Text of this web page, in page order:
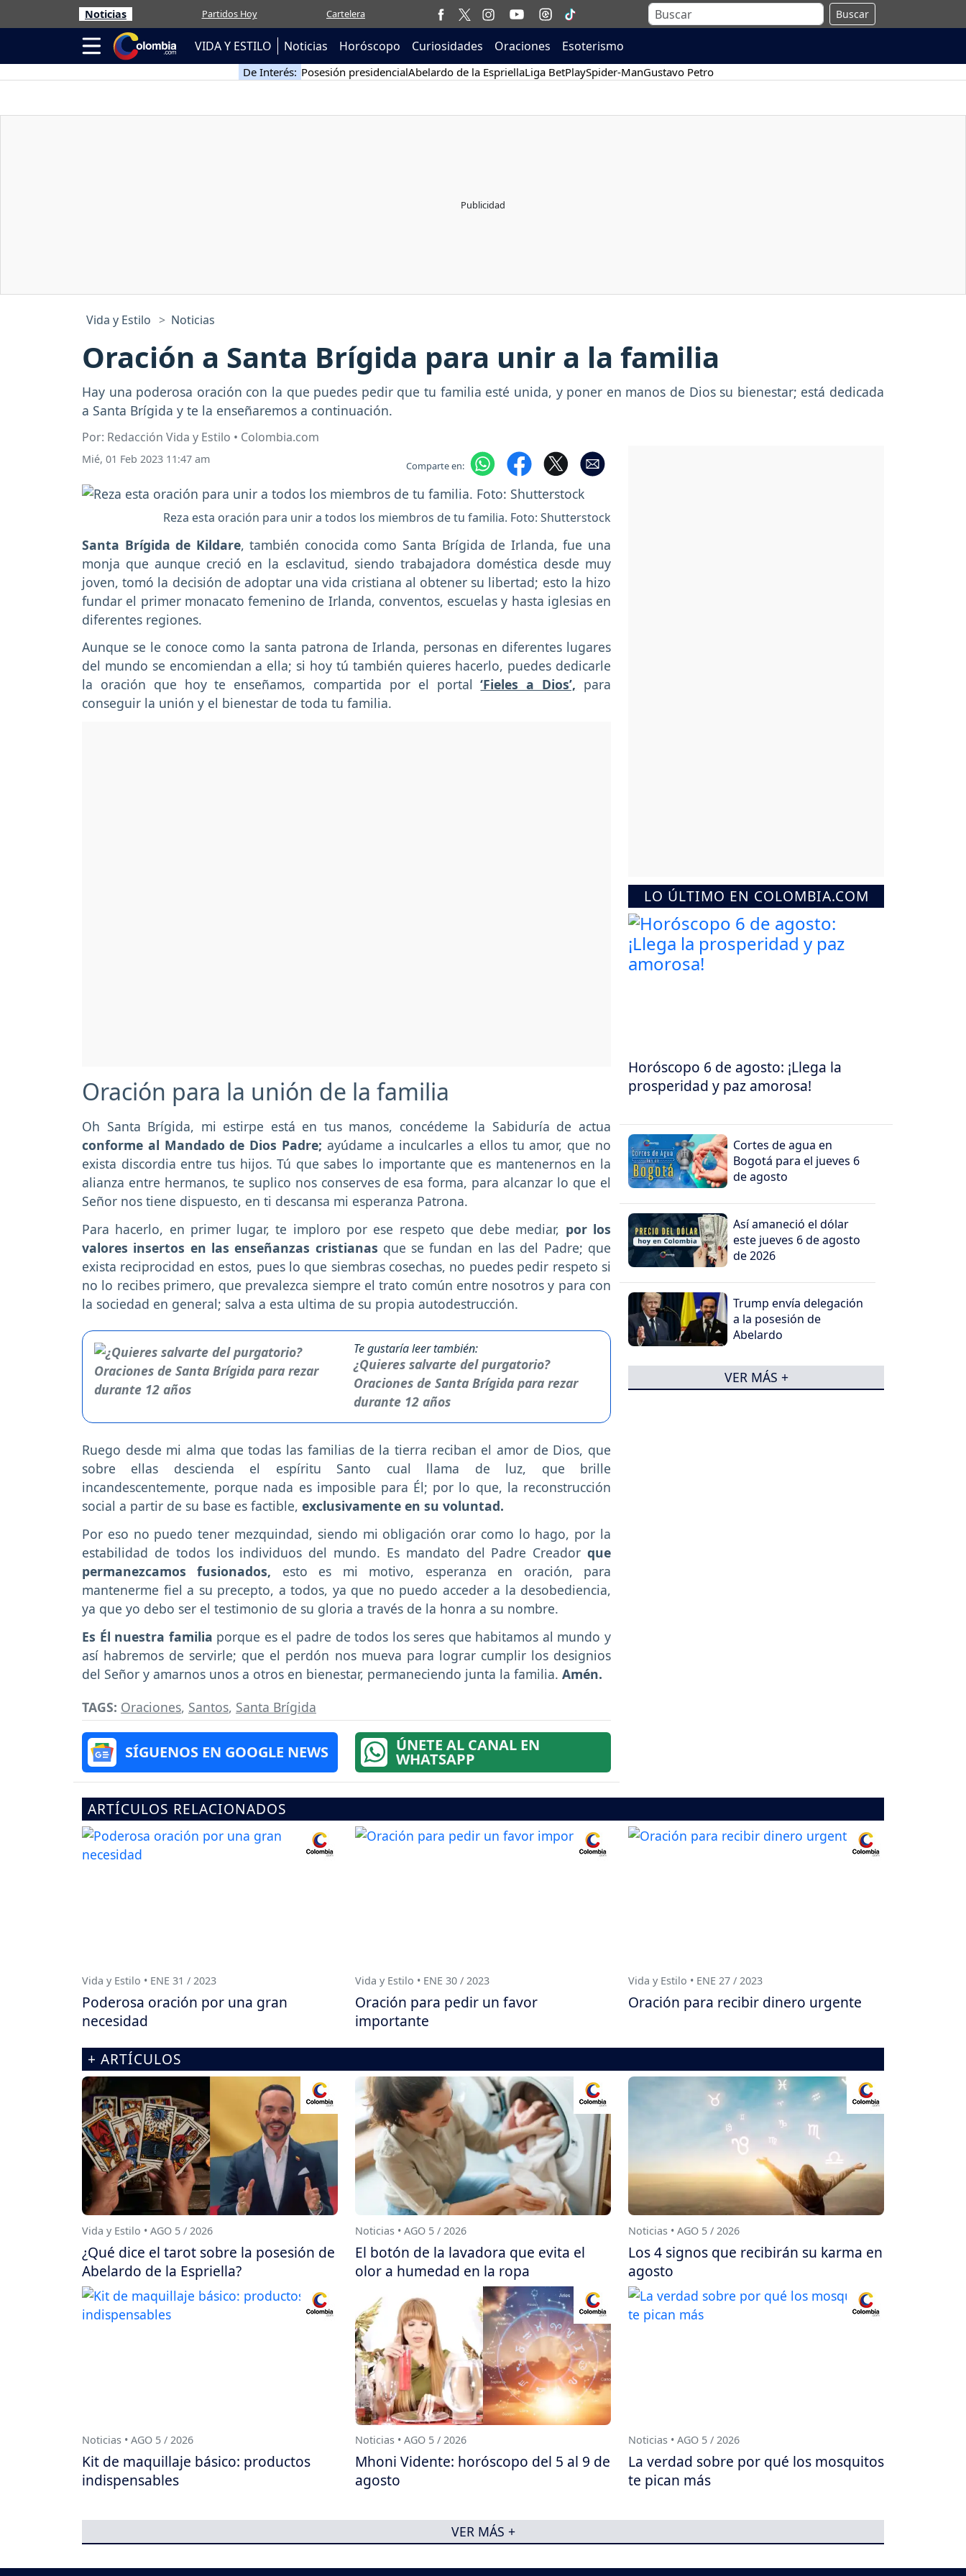
Noticias Partidos Hoy Cartelera Buscar
VIDA Y ESTILO Noticias Horóscopo Curiosidades Oraciones Esoterismo
De Interés: Posesión presidencialAbelardo de la EspriellaLiga BetPlaySpider-ManGustavo Petro
Vida y Estilo Noticias
Oración a Santa Brígida para unir a la familia
Hay una poderosa oración con la que puedes pedir que tu familia esté unida, y poner en manos de Dios su bienestar; está dedicada
a Santa Brígida y te la enseñaremos a continuación.
Por: Redacción Vida y Estilo • Colombia.com
Mié, 01 Feb 2023 11:47 am Comparte en:
Reza esta oración para unir a todos los miembros de tu familia. Foto: Shutterstock
Santa Brígida de Kildare, también conocida como Santa Brígida de Irlanda, fue una
monja que aunque creció en la esclavitud, siendo trabajadora doméstica desde muy
joven, tomó la decisión de adoptar una vida cristiana al obtener su libertad; esto la hizo
fundar el primer monacato femenino de Irlanda, conventos, escuelas y hasta iglesias en
diferentes regiones.
Aunque se le conoce como la santa patrona de Irlanda, personas en diferentes lugares
del mundo se encomiendan a ella; si hoy tú también quieres hacerlo, puedes dedicarle
la oración que hoy te enseñamos, compartida por el portal‘Fieles a Dios’, para
conseguir la unión y el bienestar de toda tu familia.
Oración para la unión de la familia
Oh Santa Brígida, mi estirpe está en tus manos, concédeme la Sabiduría de actua
conforme al Mandado de Dios Padre; ayúdame a inculcarles a ellos tu amor, que no
exista discordia entre tus hijos. Tú que sabes lo importante que es mantenernos en la
alianza entre hermanos, te suplico nos conserves de esa forma, para alcanzar lo que el
Señor nos tiene dispuesto, en ti descansa mi esperanza Patrona.
Para hacerlo, en primer lugar, te imploro por ese respeto que debe mediar, por los
valores insertos en las enseñanzas cristianas que se fundan en las del Padre; que
exista reciprocidad en estos, pues lo que siembras cosechas, no puedes pedir respeto si
no lo recibes primero, que prevalezca siempre el trato común entre nosotros y para con
la sociedad en general; salva a esta ultima de su propia autodestrucción.
Te gustaría leer también:
¿Quieres salvarte del purgatorio?
Oraciones de Santa Brígida para rezar
durante 12 años
Ruego desde mi alma que todas las familias de la tierra reciban el amor de Dios, que
sobre ellas descienda el espíritu Santo cual llama de luz, que brille
incandescentemente, porque nada es imposible para Él; por lo que, la reconstrucción
social a partir de su base es factible, exclusivamente en su voluntad.
Por eso no puedo tener mezquindad, siendo mi obligación orar como lo hago, por la
estabilidad de todos los individuos del mundo. Es mandato del Padre Creador que
permanezcamos fusionados, esto es mi motivo, esperanza en oración, para
mantenerme fiel a su precepto, a todos, ya que no puedo acceder a la desobediencia,
ya que yo debo ser el testimonio de su gloria a través de la honra a su nombre.
Es Él nuestra familia porque es el padre de todos los seres que habitamos al mundo y
así habremos de servirle; que el perdón nos mueva para lograr cumplir los designios
del Señor y amarnos unos a otros en bienestar, permaneciendo junta la familia. Amén.
TAGS: Oraciones, Santos, Santa Brígida
SÍGUENOS EN GOOGLE NEWS ÚNETE AL CANAL EN
WHATSAPP
LO ÚLTIMO EN COLOMBIA.COM
Horóscopo 6 de agosto: ¡Llega la
prosperidad y paz amorosa!
Cortes de agua en
Bogotá para el jueves 6
de agosto
Así amaneció el dólar
este jueves 6 de agosto
de 2026
Trump envía delegación
a la posesión de
Abelardo
VER MÁS +
ARTÍCULOS RELACIONADOS
Vida y Estilo • ENE 31 / 2023
Poderosa oración por una gran
necesidad
Vida y Estilo • ENE 30 / 2023
Oración para pedir un favor
importante
Vida y Estilo • ENE 27 / 2023
Oración para recibir dinero urgente
+ ARTÍCULOS
Vida y Estilo • AGO 5 / 2026
¿Qué dice el tarot sobre la posesión de
Abelardo de la Espriella?
Noticias • AGO 5 / 2026
El botón de la lavadora que evita el
olor a humedad en la ropa
Noticias • AGO 5 / 2026
Los 4 signos que recibirán su karma en
agosto
Noticias • AGO 5 / 2026
Kit de maquillaje básico: productos
indispensables
Noticias • AGO 5 / 2026
Mhoni Vidente: horóscopo del 5 al 9 de
agosto
Noticias • AGO 5 / 2026
La verdad sobre por qué los mosquitos
te pican más
VER MÁS +